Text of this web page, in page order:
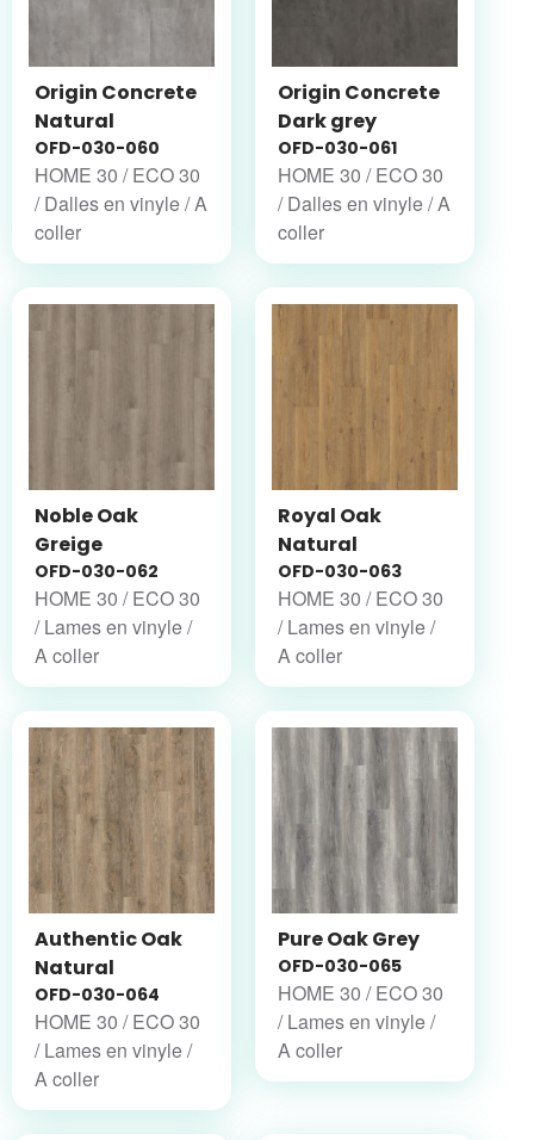
Origin Concrete
Natural
OFD-030-060
HOME 30 / ECO 30
/ Dalles en vinyle / A
coller
Origin Concrete
Dark grey
OFD-030-061
HOME 30 / ECO 30
/ Dalles en vinyle / A
coller
Noble Oak
Greige
OFD-030-062
HOME 30 / ECO 30
/ Lames en vinyle /
A coller
Royal Oak
Natural
OFD-030-063
HOME 30 / ECO 30
/ Lames en vinyle /
A coller
Authentic Oak
Natural
OFD-030-064
HOME 30 / ECO 30
/ Lames en vinyle /
A coller
Pure Oak Grey
OFD-030-065
HOME 30 / ECO 30
/ Lames en vinyle /
A coller